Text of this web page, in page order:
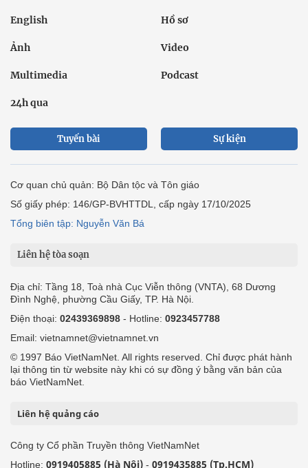
English Hồ sơ
Ảnh Video
Multimedia Podcast
24h qua
Tuyến bài Sự kiện
Cơ quan chủ quản: Bộ Dân tộc và Tôn giáo
Số giấy phép: 146/GP-BVHTTDL, cấp ngày 17/10/2025
Tổng biên tập: Nguyễn Văn Bá
Liên hệ tòa soạn
Địa chỉ: Tầng 18, Toà nhà Cục Viễn thông (VNTA), 68 Dương
Đình Nghệ, phường Cầu Giấy, TP. Hà Nội.
Điện thoại: 02439369898 - Hotline: 0923457788
Email: vietnamnet@vietnamnet.vn
© 1997 Báo VietNamNet. All rights reserved. Chỉ được phát hành
lại thông tin từ website này khi có sự đồng ý bằng văn bản của
báo VietNamNet.
Liên hệ quảng cáo
Công ty Cổ phần Truyền thông VietNamNet
Hotline: 0919405885 (Hà Nội) - 0919435885 (Tp.HCM)